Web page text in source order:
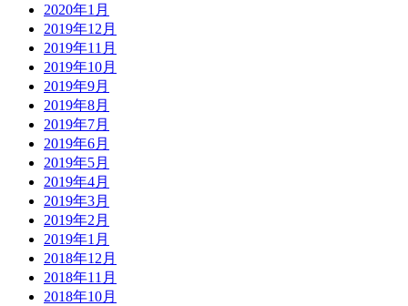
2020年1月
2019年12月
2019年11月
2019年10月
2019年9月
2019年8月
2019年7月
2019年6月
2019年5月
2019年4月
2019年3月
2019年2月
2019年1月
2018年12月
2018年11月
2018年10月